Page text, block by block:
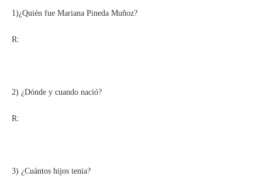
1)¿Quién fue Mariana Pineda Muñoz?
R:
2) ¿Dónde y cuando nació?
R:
3) ¿Cuántos hijos tenia?